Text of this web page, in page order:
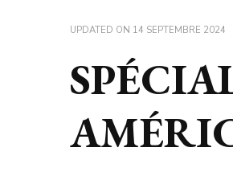
UPDATED ON 14 SEPTEMBRE 2024